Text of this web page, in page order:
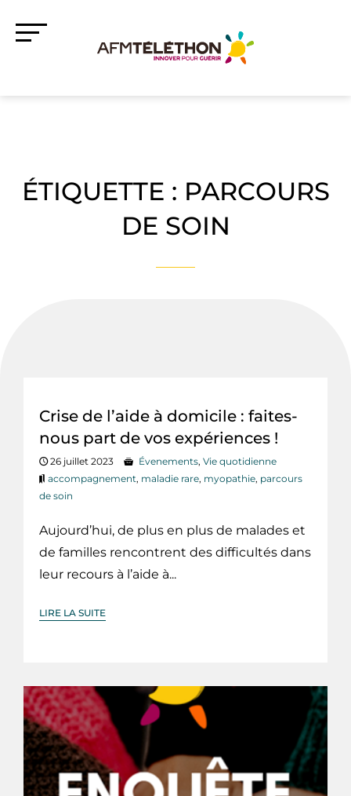
ÉTIQUETTE : PARCOURS
DE SOIN
Crise de l’aide à domicile : faites-
nous part de vos expériences !
26 juillet 2023 Évenements, Vie quotidienne
accompagnement, maladie rare, myopathie, parcours
de soin
Aujourd’hui, de plus en plus de malades et
de familles rencontrent des difficultés dans
leur recours à l’aide à...
LIRE LA SUITE